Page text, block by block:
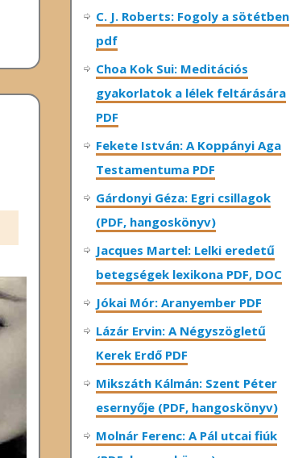
C. J. Roberts: Fogoly a sötétben
pdf
Choa Kok Sui: Meditációs
gyakorlatok a lélek feltárására
PDF
Fekete István: A Koppányi Aga
Testamentuma PDF
Gárdonyi Géza: Egri csillagok
(PDF, hangoskönyv)
Jacques Martel: Lelki eredetű
betegségek lexikona PDF, DOC
Jókai Mór: Aranyember PDF
Lázár Ervin: A Négyszögletű
Kerek Erdő PDF
Mikszáth Kálmán: Szent Péter
esernyője (PDF, hangoskönyv)
Molnár Ferenc: A Pál utcai fiúk